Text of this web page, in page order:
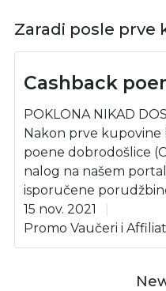
Zaradi posle prve
Cashback
POKLONA NIKAD
Nakon prve kupovine
poene dobrodošlice
nalog na našem
isporučene
15 nov. 2021
Promo Vaučeri i